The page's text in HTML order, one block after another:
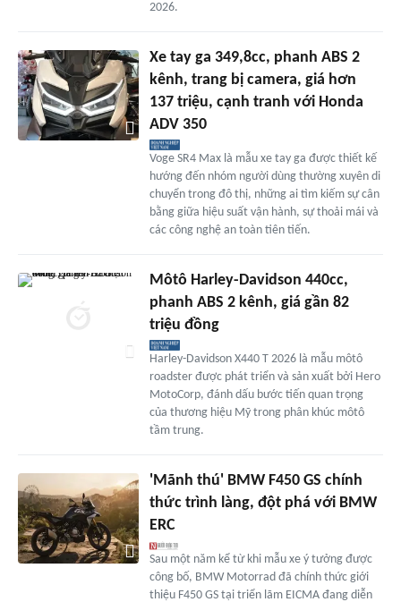
2026.
Xe tay ga 349,8cc, phanh ABS 2
kênh, trang bị camera, giá hơn
137 triệu, cạnh tranh với Honda
ADV 350
Voge SR4 Max là mẫu xe tay ga được thiết kế
hướng đến nhóm người dùng thường xuyên di
chuyển trong đô thị, những ai tìm kiếm sự cân
bằng giữa hiệu suất vận hành, sự thoải mái và
các công nghệ an toàn tiên tiến.
Môtô Harley-Davidson 440cc,
phanh ABS 2 kênh, giá gần 82
triệu đồng
Harley-Davidson X440 T 2026 là mẫu môtô
roadster được phát triển và sản xuất bởi Hero
MotoCorp, đánh dấu bước tiến quan trọng
của thương hiệu Mỹ trong phân khúc môtô
tầm trung.
'Mãnh thú' BMW F450 GS chính
thức trình làng, đột phá với BMW
ERC
Sau một năm kể từ khi mẫu xe ý tưởng được
công bố, BMW Motorrad đã chính thức giới
thiệu F450 GS tại triển lãm EICMA đang diễn